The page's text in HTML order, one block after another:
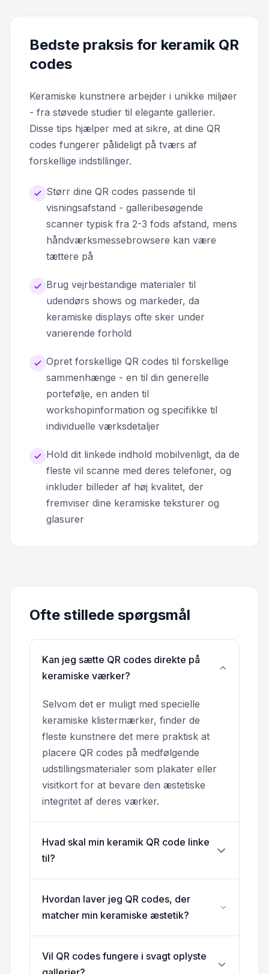
Bedste praksis for keramik QR
codes
Keramiske kunstnere arbejder i unikke miljøer
- fra støvede studier til elegante gallerier.
Disse tips hjælper med at sikre, at dine QR
codes fungerer pålideligt på tværs af
forskellige indstillinger.
Størr dine QR codes passende til
visningsafstand - galleribesøgende
scanner typisk fra 2-3 fods afstand, mens
håndværksmessebrowsere kan være
tættere på
Brug vejrbestandige materialer til
udendørs shows og markeder, da
keramiske displays ofte sker under
varierende forhold
Opret forskellige QR codes til forskellige
sammenhænge - en til din generelle
portefølje, en anden til
workshopinformation og specifikke til
individuelle værksdetaljer
Hold dit linkede indhold mobilvenligt, da de
fleste vil scanne med deres telefoner, og
inkluder billeder af høj kvalitet, der
fremviser dine keramiske teksturer og
glasurer
Ofte stillede spørgsmål
Kan jeg sætte QR codes direkte på
keramiske værker?
Selvom det er muligt med specielle
keramiske klistermærker, finder de
fleste kunstnere det mere praktisk at
placere QR codes på medfølgende
udstillingsmaterialer som plakater eller
visitkort for at bevare den æstetiske
integritet af deres værker.
Hvad skal min keramik QR code linke
til?
Hvordan laver jeg QR codes, der
matcher min keramiske æstetik?
Vil QR codes fungere i svagt oplyste